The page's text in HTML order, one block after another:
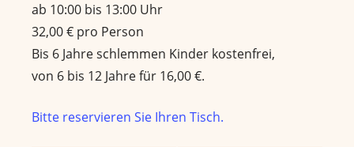
ab 10:00 bis 13:00 Uhr
32,00 € pro Person
Bis 6 Jahre schlemmen Kinder kostenfrei,
von 6 bis 12 Jahre für 16,00 €.
Bitte reservieren Sie Ihren Tisch.